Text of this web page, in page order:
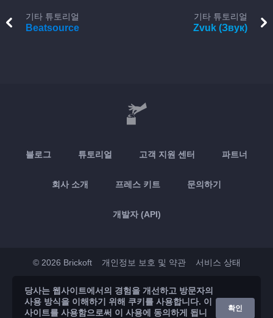
기타 튜토리얼
Beatsource
기타 튜토리얼
Zvuk (Звук)
블로그 튜토리얼 고객 지원 센터 파트너
회사 소개 프레스 키트 문의하기
개발자 (API)
© 2026 Brickoft 개인정보 보호 및 약관 서비스 상태
App Store Google Play
당사는 웹사이트에서의 경험을 개선하고 방문자의
사용 방식을 이해하기 위해 쿠키를 사용합니다. 이
사이트를 사용함으로써 이 사용에 동의하게 됩니
확인